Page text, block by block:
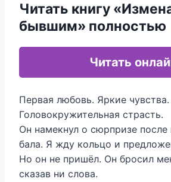
Читать книгу
бывшим» полностью
Читать
Первая любовь. Яркие чувства.
Головокружительная страсть.
Он намекнул о сюрпризе после
бала. Я жду кольцо и
Но он не пришёл. Он бросил
сказав ни слова.